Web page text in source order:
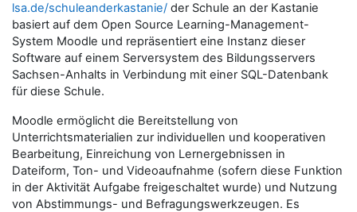
lsa.de/schuleanderkastanie/ der Schule an der Kastanie
basiert auf dem Open Source Learning-Management-
System Moodle und repräsentiert eine Instanz dieser
Software auf einem Serversystem des Bildungsservers
Sachsen-Anhalts in Verbindung mit einer SQL-Datenbank
für diese Schule.
Moodle ermöglicht die Bereitstellung von
Unterrichtsmaterialien zur individuellen und kooperativen
Bearbeitung, Einreichung von Lernergebnissen in
Dateiform, Ton- und Videoaufnahme (sofern diese Funktion
in der Aktivität Aufgabe freigeschaltet wurde) und Nutzung
von Abstimmungs- und Befragungswerkzeugen. Es